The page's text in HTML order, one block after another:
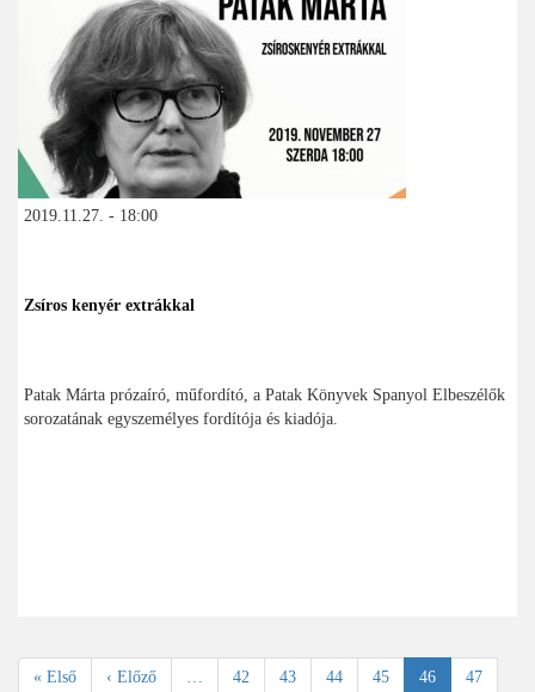
2019.11.27. - 18:00
Zsíros kenyér extrákkal
Patak Márta prózaíró, műfordító, a Patak Könyvek Spanyol Elbeszélők
sorozatának egyszemélyes fordítója és kiadója.
Oldalszámozás
Első
« Első
Előző
‹ Előző … Oldal
42 Oldal
43 Oldal
44 Oldal
45
Jelenlegi
46 Oldal
47